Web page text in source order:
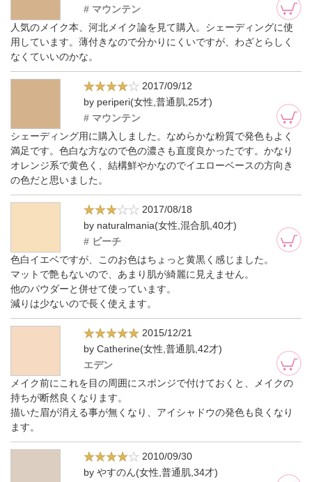
# マウンテン
人気のメイク本、河北メイク論を見て購入。シェーディングに使
用しています。薄付きなので分かりにくいですが、わざとらしく
なくていいのかな。
2017/09/12
by periperi(女性,普通肌,25才)
# マウンテン
シェーディング用に購入しました。なめらかな粉質で発色もよく
満足です。色白な方なので色の濃さも直度良かったです。かなり
オレンジ系で黄色く、結構鮮やかなのでイエローベースの方向き
の色だと思いました。
2017/08/18
by naturalmania(女性,混合肌,40才)
# ビーチ
色白イエベですが、このお色はちょっと黄黒く感じました。
マットで艶もないので、あまり肌が綺麗に見えません。
他のパウダーと併せて使っています。
減りは少ないので長く使えます。
2015/12/21
by Catherine(女性,普通肌,42才)
エデン
メイク前にこれを目の周囲にスポンジで付けておくと、メイクの
持ちが断然良くなります。
描いた眉が消える事が無くなり、アイシャドウの発色も良くなり
ます。
2010/09/30
by やすのん(女性,普通肌,34才)